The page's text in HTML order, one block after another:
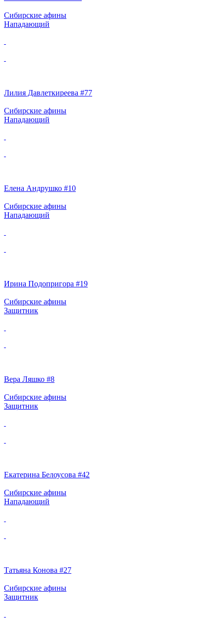
Сибирские афины
Нападающий
Лилия Давлеткиреева #77
Сибирские афины
Нападающий
Елена Андрушко #10
Сибирские афины
Нападающий
Ирина Подопригора #19
Сибирские афины
Защитник
Вера Ляшко #8
Сибирские афины
Защитник
Екатерина Белоусова #42
Сибирские афины
Нападающий
Татьяна Конова #27
Сибирские афины
Защитник